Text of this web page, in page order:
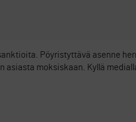
Pöyristyttävä asenne
moksiskaan. Kyllä